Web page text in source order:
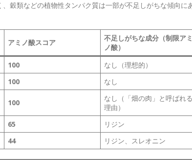
穀類などの植物性タンパク質は一部が不足しがちな傾向に
アミノ酸スコア
不足しがちな成分（制限アミ
ノ酸）
100
なし（理想的）
100 なし
100
なし（「畑の肉」と呼ばれる
理由）
65
リジン
44 リジン、スレオニン